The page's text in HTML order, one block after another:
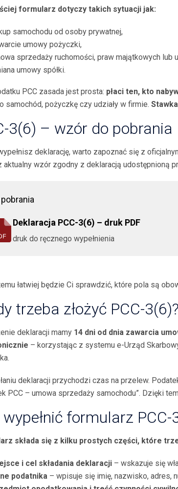
formularz dotyczy takich sytuacji jak:
samochodu od osoby prywatnej,
umowy pożyczki,
sprzedaży ruchomości, praw majątkowych lub
umowy spółki.
PCC zasada jest prosta: płaci ten, kto
samochód, pożyczkę czy udziały w firmie.
3(6) – wzór do pobrania
deklarację, warto zapoznać się z
aktualny wzór zgodny z deklaracją udostępnioną
pobrania
Deklaracja PCC-3(6) – druk PDF
druk do ręcznego wypełnienia
łatwiej będzie Ci sprawdzić, które pola są
trzeba złożyć PCC-3(6)?
deklaracji mamy 14 dni od dnia zawarcia
– korzystając z systemu e-Urząd
deklaracji przychodzi czas na przelew.
PCC – umowa sprzedaży samochodu”. Dzięki
formularz PCC-
składa się z kilku prostych części, które
i cel składania deklaracji – wskazuje się
podatnika – wpisuje się imię, nazwisko, adres,